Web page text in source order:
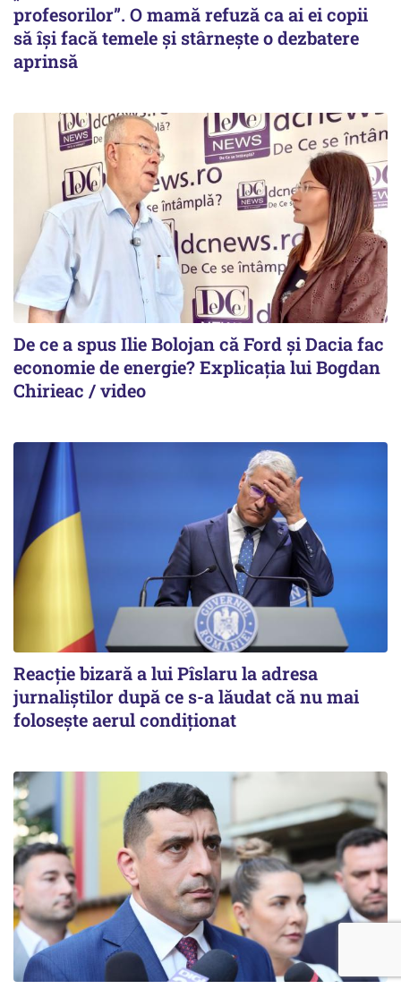
profesorilor”. O mamă refuză ca ai ei copii
să își facă temele și stârnește o dezbatere
aprinsă
De ce a spus Ilie Bolojan că Ford și Dacia fac
economie de energie? Explicația lui Bogdan
Chirieac / video
Reacție bizară a lui Pîslaru la adresa
jurnaliștilor după ce s-a lăudat că nu mai
folosește aerul condiționat